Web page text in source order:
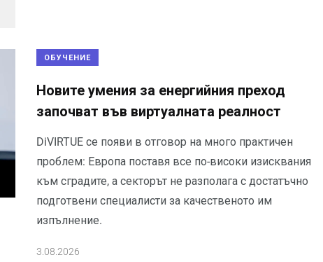
ОБУЧЕНИЕ
Новите умения за енергийния преход
започват във виртуалната реалност
DiVIRTUE се появи в отговор на много практичен
проблем: Европа поставя все по-високи изисквания
към сградите, а секторът не разполага с достатъчно
подготвени специалисти за качественото им
изпълнение.
3.08.2026